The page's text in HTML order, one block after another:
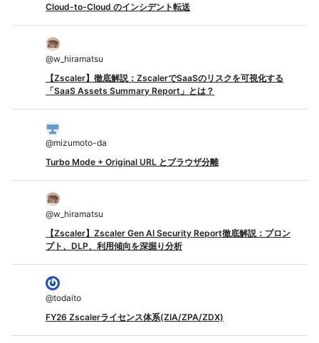
Cloud-to-Cloud のインシデント転送
@w_hiramatsu
【Zscaler】徹底解説：ZscalerでSaaSのリスクを可視化する
「SaaS Assets Summary Report」とは？
@mizumoto-da
Turbo Mode + Original URL とブラウザ分離
@w_hiramatsu
【Zscaler】Zscaler Gen AI Security Report徹底解説：プロン
プト、DLP、利用傾向を深掘り分析
@todaito
FY26 Zscalerライセンス体系(ZIA/ZPA/ZDX)